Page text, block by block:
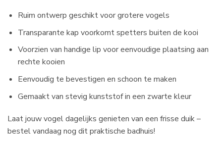
Ruim ontwerp geschikt voor grotere vogels
Transparante kap voorkomt spetters buiten de kooi
Voorzien van handige lip voor eenvoudige plaatsing aan
rechte kooien
Eenvoudig te bevestigen en schoon te maken
Gemaakt van stevig kunststof in een zwarte kleur
Laat jouw vogel dagelijks genieten van een frisse duik –
bestel vandaag nog dit praktische badhuis!